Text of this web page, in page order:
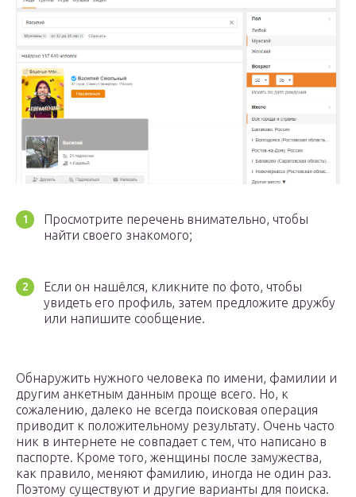
Просмотрите перечень внимательно, чтобы
найти своего знакомого;
Если он нашёлся, кликните по фото, чтобы
увидеть его профиль, затем предложите дружбу
или напишите сообщение.
Обнаружить нужного человека по имени, фамилии и
другим анкетным данным проще всего. Но, к
сожалению, далеко не всегда поисковая операция
приводит к положительному результату. Очень часто
ник в интернете не совпадает с тем, что написано в
паспорте. Кроме того, женщины после замужества,
как правило, меняют фамилию, иногда не один раз.
Поэтому существуют и другие варианты для поиска.